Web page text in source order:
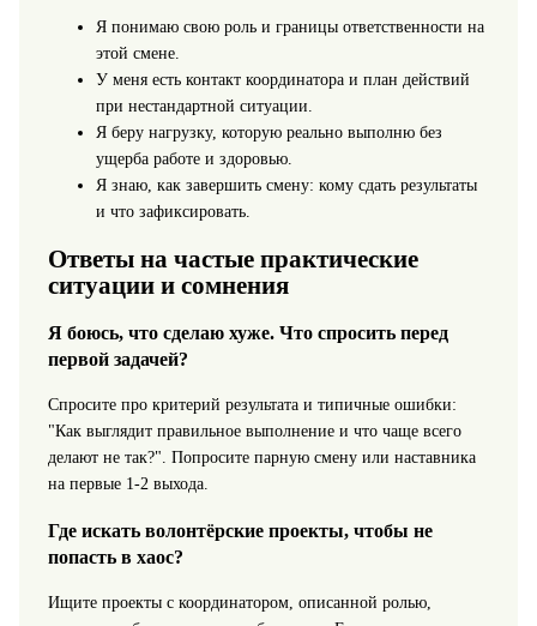
Я понимаю свою роль и границы ответственности на
этой смене.
У меня есть контакт координатора и план действий
при нестандартной ситуации.
Я беру нагрузку, которую реально выполню без
ущерба работе и здоровью.
Я знаю, как завершить смену: кому сдать результаты
и что зафиксировать.
Ответы на частые практические
ситуации и сомнения
Я боюсь, что сделаю хуже. Что спросить перед
первой задачей?
Спросите про критерий результата и типичные ошибки:
"Как выглядит правильное выполнение и что чаще всего
делают не так?". Попросите парную смену или наставника
на первые 1-2 выхода.
Где искать волонтёрские проекты, чтобы не
попасть в хаос?
Ищите проекты с координатором, описанной ролью,